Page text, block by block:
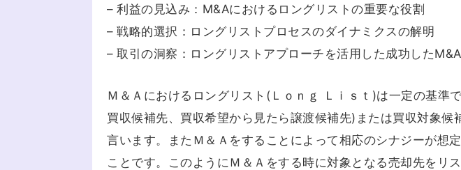
– 利益の見込み：M&Aにおけるロングリストの重要な役割
– 戦略的選択：ロングリストプロセスのダイナミクスの解明
– 取引の洞察：ロングリストアプローチを活用した成功した
Ｍ＆Ａにおけるロングリスト(Ｌｏｎｇ Ｌｉｓｔ)は一定の基準
買収候補先、買収希望から見たら譲渡候補先)または買収対象候
言います。またＭ＆Ａをすることによって相応のシナジーが想
ことです。このようにＭ＆Ａをする時に対象となる売却先をリ